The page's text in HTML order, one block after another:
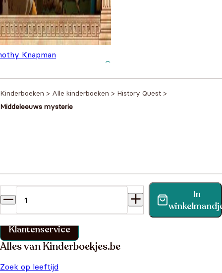
Knapman
Kinderboeken > Alle kinderboeken > History Quest >
Middeleeuws mysterie
In
Vind binnen no-time antwoord op je vraag op onze
klantenservice pagina.
Klantenservice
Alles van Kinderboekjes.be
Zoek op leeftijd